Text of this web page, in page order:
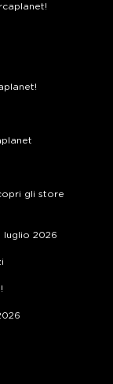
gli store
luglio 2026